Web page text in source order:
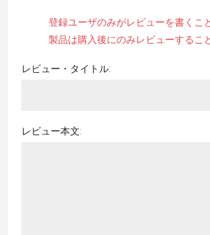
登録ユーザのみがレビューを書くこ
製品は購入後にのみレビューするこ
レビュー・タイトル:
レビュー本文: